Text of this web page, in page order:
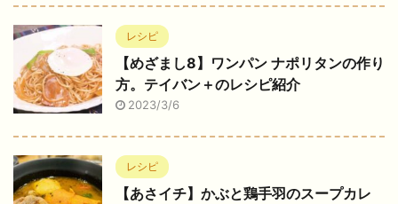
レシピ
【めざまし8】ワンパン ナポリタンの作り
方。テイバン＋のレシピ紹介
2023/3/6
レシピ
【あさイチ】かぶと鶏手羽のスープカレ